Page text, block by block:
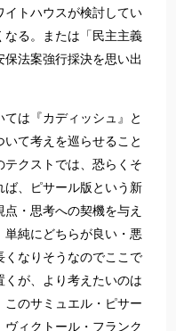
イトハウスが検討してい
なる。または「民主主義
法案強行採決を思い出
は『カディッシュ』と
て考えを巡らせること
テクストでは、恐らくそ
ば、ピサール版という新
・思考への契機を与え
純にどちらが良い・悪
くなりそうなのでここで
くが、より考えたいのは
のサミュエル・ピサー
ィクトール・フランク